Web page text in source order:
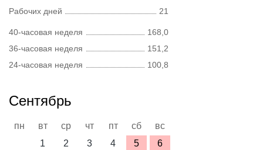
Рабочих дней
21
40-часовая неделя
168,0
36-часовая неделя
151,2
24-часовая неделя
100,8
Сентябрь
пн вт ср чт пт сб
вс
1
2 3 4 5
6